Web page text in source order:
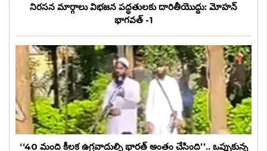
నిరసన మార్గాలు విభజన పద్ధతులకు దారితీయొద్దు: మోహన్
భాగవత్ -1
‘‘40 మంది కీలక ఉగ్రవాదుల్ని భారత్ అంతం చేసింది’’.. ఒప్పుకున్న